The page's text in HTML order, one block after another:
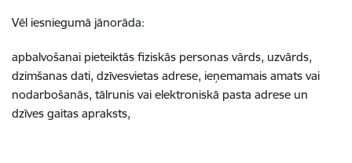
Vēl iesniegumā jānorāda:
apbalvošanai pieteiktās fiziskās personas vārds, uzvārds,
dzimšanas dati, dzīvesvietas adrese, ieņemamais amats vai
nodarbošanās, tālrunis vai elektroniskā pasta adrese un
dzīves gaitas apraksts,